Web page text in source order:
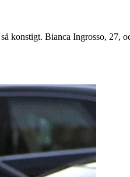
konstigt. Bianca Ingrosso, 27,